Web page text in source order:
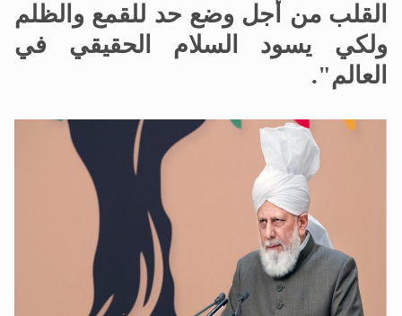
القلب من أجل وضع حد للقمع والظلم
ولكي يسود السلام الحقيقي في
العالم".